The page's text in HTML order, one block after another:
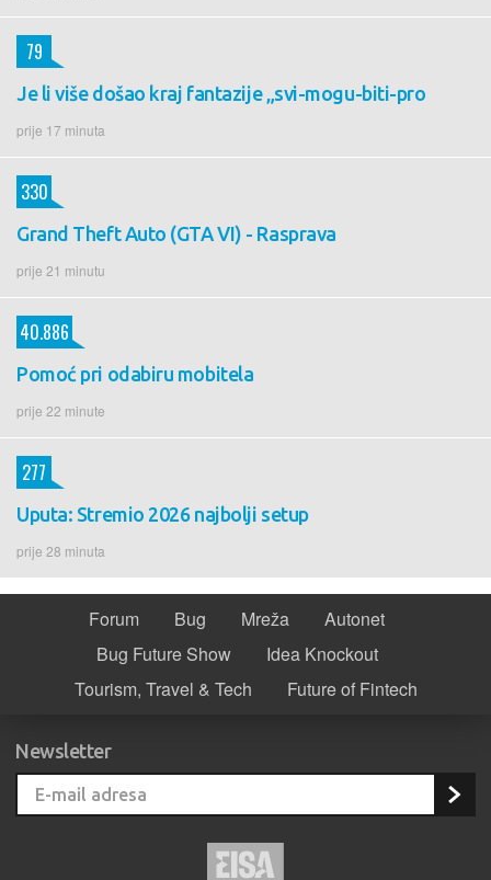
Je li više došao kraj fantazije „svi-mogu-biti-pro
prije 17 minuta
79
Grand Theft Auto (GTA VI) - Rasprava
prije 21 minutu
330
Pomoć pri odabiru mobitela
prije 22 minute
40.886
Uputa: Stremio 2026 najbolji setup
prije 28 minuta
277
Forum Bug Mreža
Autonet
Bug Future Show
Idea Knockout
Tourism, Travel & Tech
Future of Fintech
Newsletter